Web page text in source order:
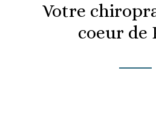
Votre
coeur de